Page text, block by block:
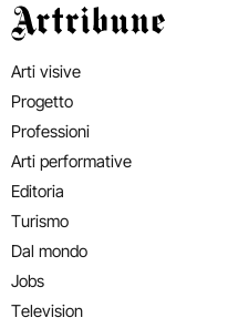
Artribune
Arti visive
Progetto
Professioni
Arti performative
Editoria
Turismo
Dal mondo
Jobs
Television